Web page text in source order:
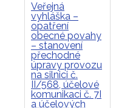
Veřejná
vyhláška –
opatření
obecné povahy
– stanovení
přechodné
úpravy provozu
na silnici č.
II/568, účelové
komunikaci č. 7I
a účelových